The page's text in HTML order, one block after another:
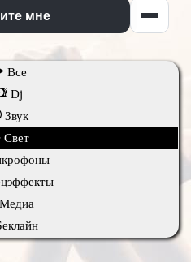
мне
Все
Dj
Звук
Свет
Медиа